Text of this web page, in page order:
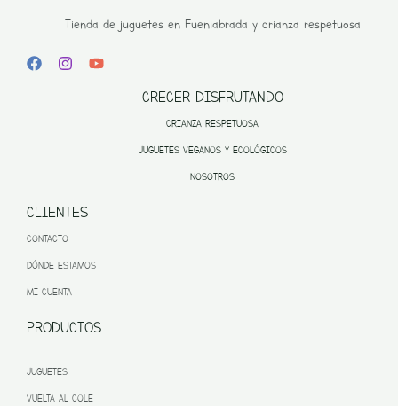
Tienda de juguetes en Fuenlabrada y crianza respetuosa
CRECER DISFRUTANDO
CRIANZA RESPETUOSA
JUGUETES VEGANOS Y ECOLÓGICOS
NOSOTROS
CLIENTES
CONTACTO
DÓNDE ESTAMOS
MI CUENTA
PRODUCTOS
JUGUETES
VUELTA AL COLE